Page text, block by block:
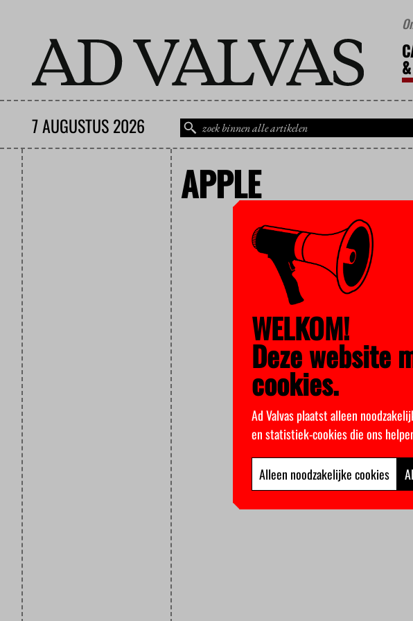
&
7 AUGUSTUS 2026
APPLE
WELKOM!
Deze website
cookies.
Ad Valvas plaatst alleen
en statistiek-cookies die ons
Alleen noodzakelijke cookies